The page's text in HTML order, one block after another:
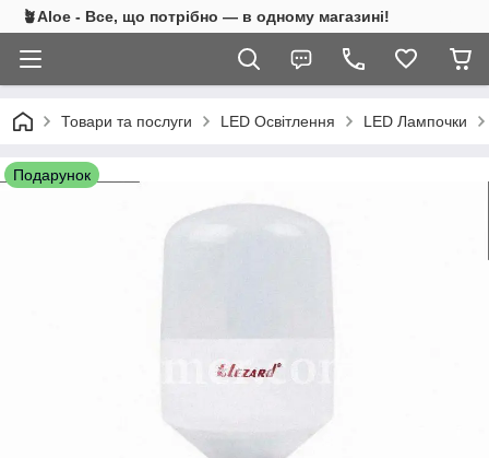
🪴Aloe - Все, що потрібно — в одному магазині!
Товари та послуги LED Освітлення LED Лампочки
Подарунок